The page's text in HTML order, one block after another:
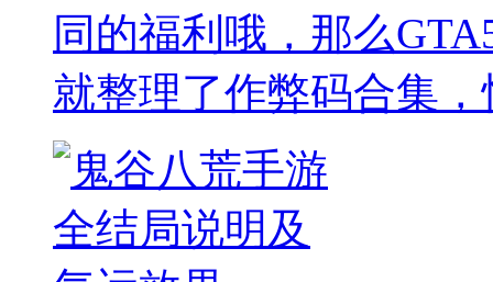
同的福利哦，那么
就整理了作弊码合集